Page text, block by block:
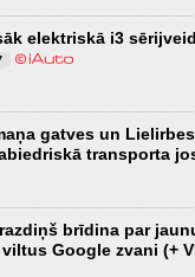
elektriskā i3
gatves un
transporta
brīdina par
Google zvani (+